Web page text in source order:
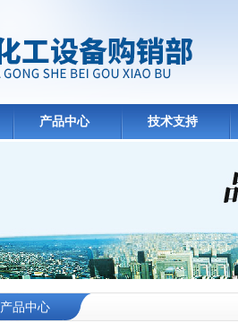
产品中心 技术支持
产品中心